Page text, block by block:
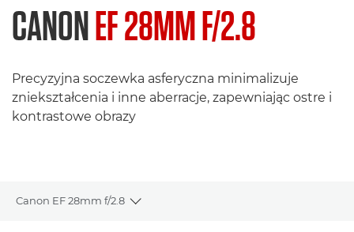
CANONEF 28MM F/2.8
Precyzyjna soczewka asferyczna minimalizuje
zniekształcenia i inne aberracje, zapewniając ostre i
kontrastowe obrazy
Canon EF 28mm f/2.8
Toggle breadcrumbs